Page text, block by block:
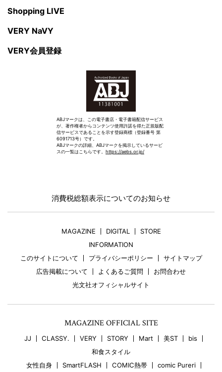
Shopping LIVE
VERY NaVY
VERY会員登録
ABJマークは、この電子書店・電子書籍配信サービス
が、著作権者からコンテンツ使用許諾を得た正規版配
信サービスであることを示す登録商標（登録番号 第
6091713号）です。
ABJマークの詳細、ABJマークを掲示しているサービ
スの一覧はこちらです。 https://aebs.or.jp/
消費税総額表示についてのお知らせ
MAGAZINE DIGITAL
STORE
INFORMATION
このサイトについて
プライバシーポリシー
サイトマップ
広告掲載について
よくあるご質問
お問合わせ
光文社オフィシャルサイト
MAGAZINE OFFICIAL SITE
JJ CLASSY. VERY STORY Mart 美ST
bis
和食スタイル
女性自身
SmartFLASH COMIC熱帯 comic Pureri